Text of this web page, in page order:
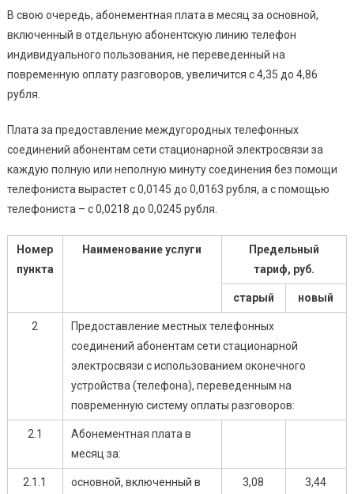
В свою очередь, абонементная плата в месяц за основной,
включенный в отдельную абонентскую линию телефон
индивидуального пользования, не переведенный на
повременную оплату разговоров, увеличится с 4,35 до 4,86
рубля.
Плата за предоставление междугородных телефонных
соединений абонентам сети стационарной электросвязи за
каждую полную или неполную минуту соединения без помощи
телефониста вырастет с 0,0145 до 0,0163 рубля, а с помощью
телефониста – с 0,0218 до 0,0245 рубля.
Номер
пункта
Наименование услуги
Предельный
тариф, руб.
старый новый
2
Предоставление местных телефонных
соединений абонентам сети стационарной
электросвязи с использованием оконечного
устройства (телефона), переведенным на
повременную систему оплаты разговоров:
2.1
Абонементная плата в
месяц за:
2.1.1
основной, включенный в
3,08 3,44